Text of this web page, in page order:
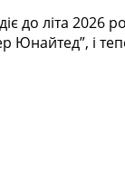
діє до літа
і